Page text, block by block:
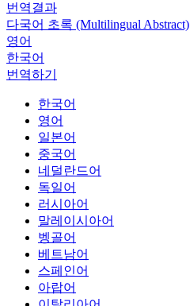
번역결과
다국어 초록 (Multilingual Abstract)
영어
한국어
번역하기
한국어
영어
일본어
중국어
네덜란드어
독일어
러시아어
말레이시아어
벵골어
베트남어
스페인어
아랍어